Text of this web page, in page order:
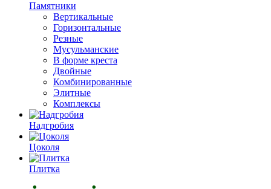
Памятники
Вертикальные
Горизонтальные
Резные
Мусульманские
В форме креста
Двойные
Комбинированные
Элитные
Комплексы
Надгробия
Цоколя
Плитка